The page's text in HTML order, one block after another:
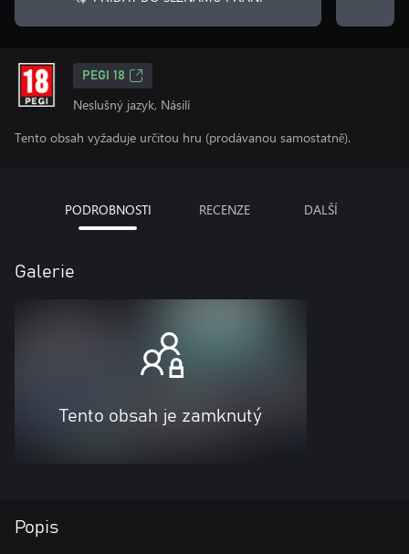
PEGI 18
Neslušný jazyk, Násilí
Tento obsah vyžaduje určitou hru (prodávanou samostatně).
PODROBNOSTI RECENZE DALŠÍ
Galerie
Tento obsah je zamknutý
Popis